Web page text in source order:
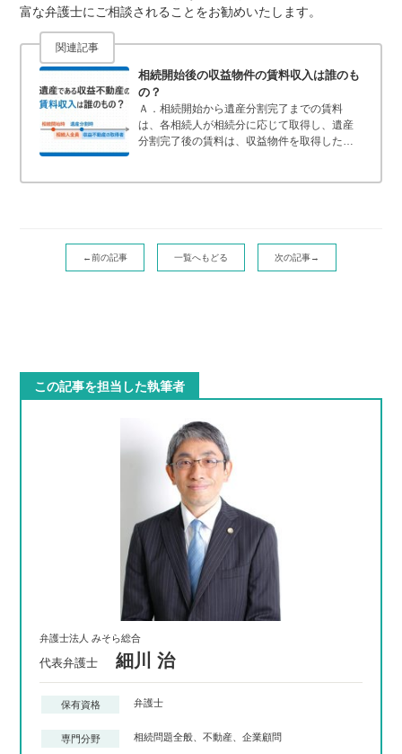
富な弁護士にご相談されることをお勧めいたします。
関連記事
相続開始後の収益物件の賃料収入は誰のも
の？
Ａ．相続開始から遺産分割完了までの賃料
は、各相続人が相続分に応じて取得し、遺産
分割完了後の賃料は、収益物件を取得した相
割により所有権を取得した相続人がすべての
賃料を取得するという考え方②最終的に誰が
←前の記事 一覧へもどる 次の記事→
この記事を担当した執筆者
弁護士法人 みそら総合
代表弁護士 細川 治
保有資格 弁護士
専門分野 相続問題全般、不動産、企業顧問